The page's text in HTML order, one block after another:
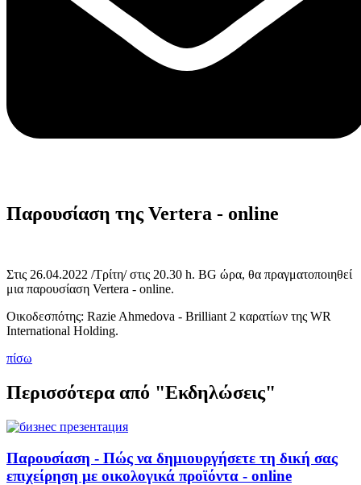
Παρουσίαση της Vertera - online
Στις 26.04.2022 /Τρίτη/ στις 20.30 h. BG ώρα, θα πραγματοποιηθεί
μια παρουσίαση Vertera - online.
Οικοδεσπότης: Razie Ahmedova - Brilliant 2 καρατίων της WR
International Holding.
πίσω
Περισσότερα από "Εκδηλώσεις"
Παρουσίαση - Πώς να δημιουργήσετε τη δική σας
επιχείρηση με οικολογικά προϊόντα - online